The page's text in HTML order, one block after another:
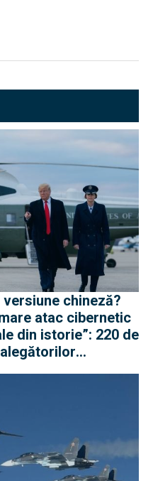
chineză?
atac cibernetic
din istorie”: 220 de